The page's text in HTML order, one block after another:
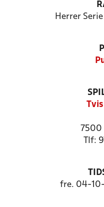
Herrer
7500
Tlf:
fre. 04-